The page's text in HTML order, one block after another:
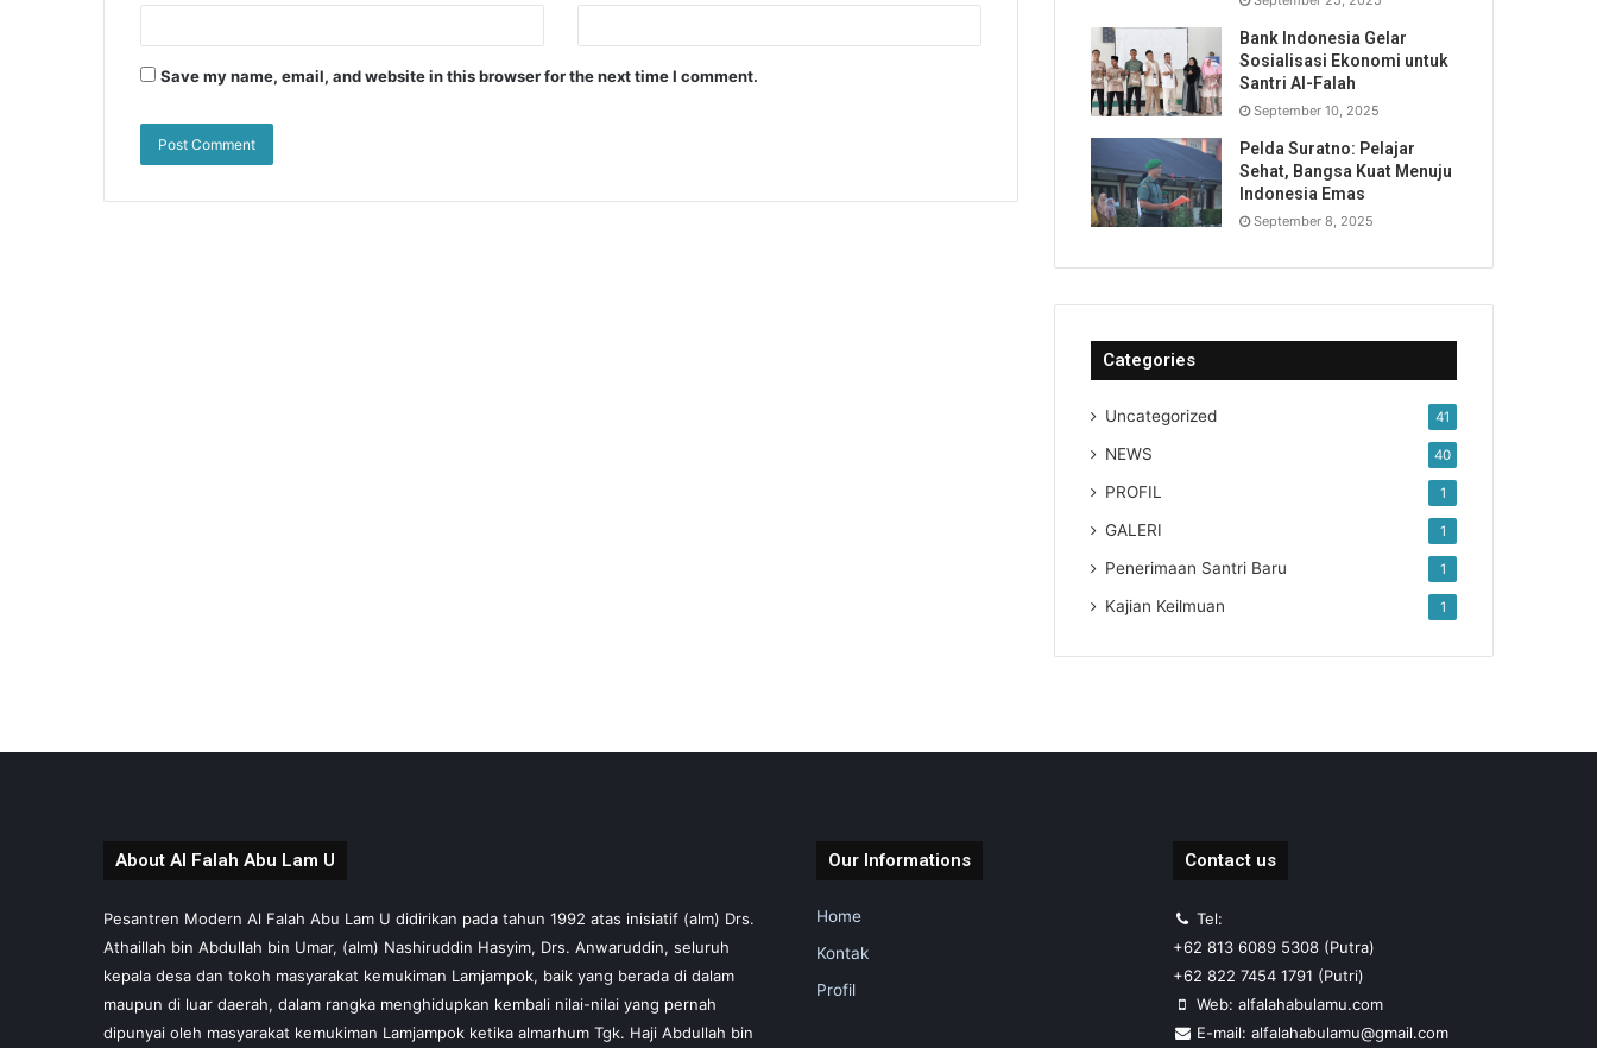
Save my name, email, and website in this browser for the next time I comment.
Bank Indonesia Gelar
Sosialisasi Ekonomi untuk
Santri Al-Falah
September 10, 2025
Pelda Suratno: Pelajar
Sehat, Bangsa Kuat Menuju
Indonesia Emas
September 8, 2025
Categories
Uncategorized 41
NEWS 40
PROFIL 1
GALERI 1
Penerimaan Santri Baru 1
Kajian Keilmuan 1
About Al Falah Abu Lam U
Pesantren Modern Al Falah Abu Lam U didirikan pada tahun 1992 atas inisiatif (alm) Drs.
Athaillah bin Abdullah bin Umar, (alm) Nashiruddin Hasyim, Drs. Anwaruddin, seluruh
kepala desa dan tokoh masyarakat kemukiman Lamjampok, baik yang berada di dalam
maupun di luar daerah, dalam rangka menghidupkan kembali nilai-nilai yang pernah
dipunyai oleh masyarakat kemukiman Lamjampok ketika almarhum Tgk. Haji Abdullah bin
Our Informations
Home
Kontak
Profil
Contact us
Tel:
+62 813 6089 5308 (Putra)
+62 822 7454 1791 (Putri)
Web: alfalahabulamu.com
E-mail: alfalahabulamu@gmail.com